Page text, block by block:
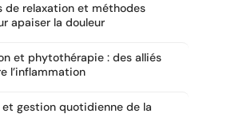
de relaxation et méthodes
apaiser la douleur
et phytothérapie : des alliés
l’inflammation
et gestion quotidienne de la